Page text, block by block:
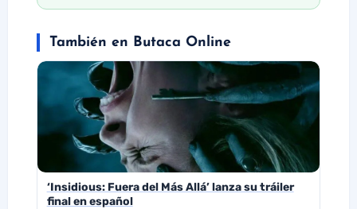
También en Butaca Online
‘Insidious: Fuera del Más Allá’ lanza su tráiler
final en español